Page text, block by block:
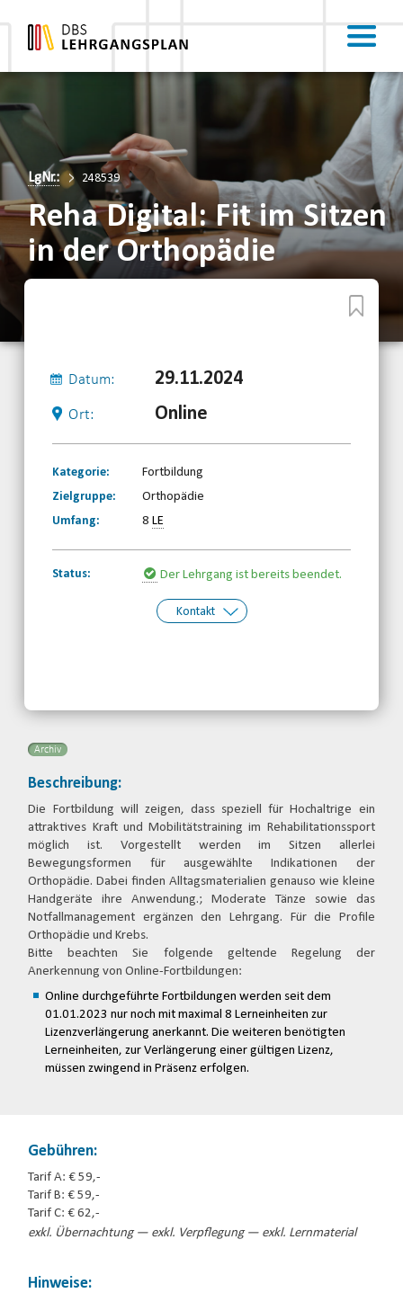
LgNr.: 248539
Reha Digital: Fit im Sitzen
in der Orthopädie
Datum: 29.11.2024
Ort: Online
Kategorie:
Fortbildung
Zielgruppe:
Orthopädie
Umfang:
8 LE
Status: Der Lehrgang ist bereits beendet.
Kontakt
Email
Archiv
Beschreibung:
Die Fortbildung will zeigen, dass speziell für Hochaltrige ein
attraktives Kraft und Mobilitätstraining im Rehabilitationssport
möglich ist. Vorgestellt werden im Sitzen allerlei
Bewegungsformen für ausgewählte Indikationen der
Orthopädie. Dabei finden Alltagsmaterialien genauso wie kleine
Handgeräte ihre Anwendung.; Moderate Tänze sowie das
Notfallmanagement ergänzen den Lehrgang. Für die Profile
Orthopädie und Krebs.
Bitte beachten Sie folgende geltende Regelung der
Anerkennung von Online-Fortbildungen:
Online durchgeführte Fortbildungen werden seit dem
01.01.2023 nur noch mit maximal 8 Lerneinheiten zur
Lizenzverlängerung anerkannt. Die weiteren benötigten
Lerneinheiten, zur Verlängerung einer gültigen Lizenz,
müssen zwingend in Präsenz erfolgen.
Gebühren:
Tarif A: € 59,-
Tarif B: € 59,-
Tarif C: € 62,-
exkl. Übernachtung — exkl. Verpflegung — exkl. Lernmaterial
Hinweise: